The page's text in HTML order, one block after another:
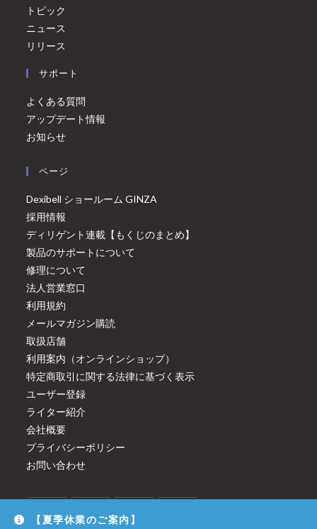
トピック
ニュース
リリース
サポート
よくある質問
アップデート情報
お知らせ
ページ
Dexibell ショールーム GINZA
採用情報
ディリゲント連載【もくじのまとめ】
製品のサポートについて
修理について
法人営業窓口
利用規約
メールマガジン購読
取扱店舗
利用案内（オンラインショップ）
特定商取引に関する法律に基づく表示
ユーザー登録
ライター紹介
会社概要
プライバシーポリシー
お問い合わせ
【夏季休業のご案内】